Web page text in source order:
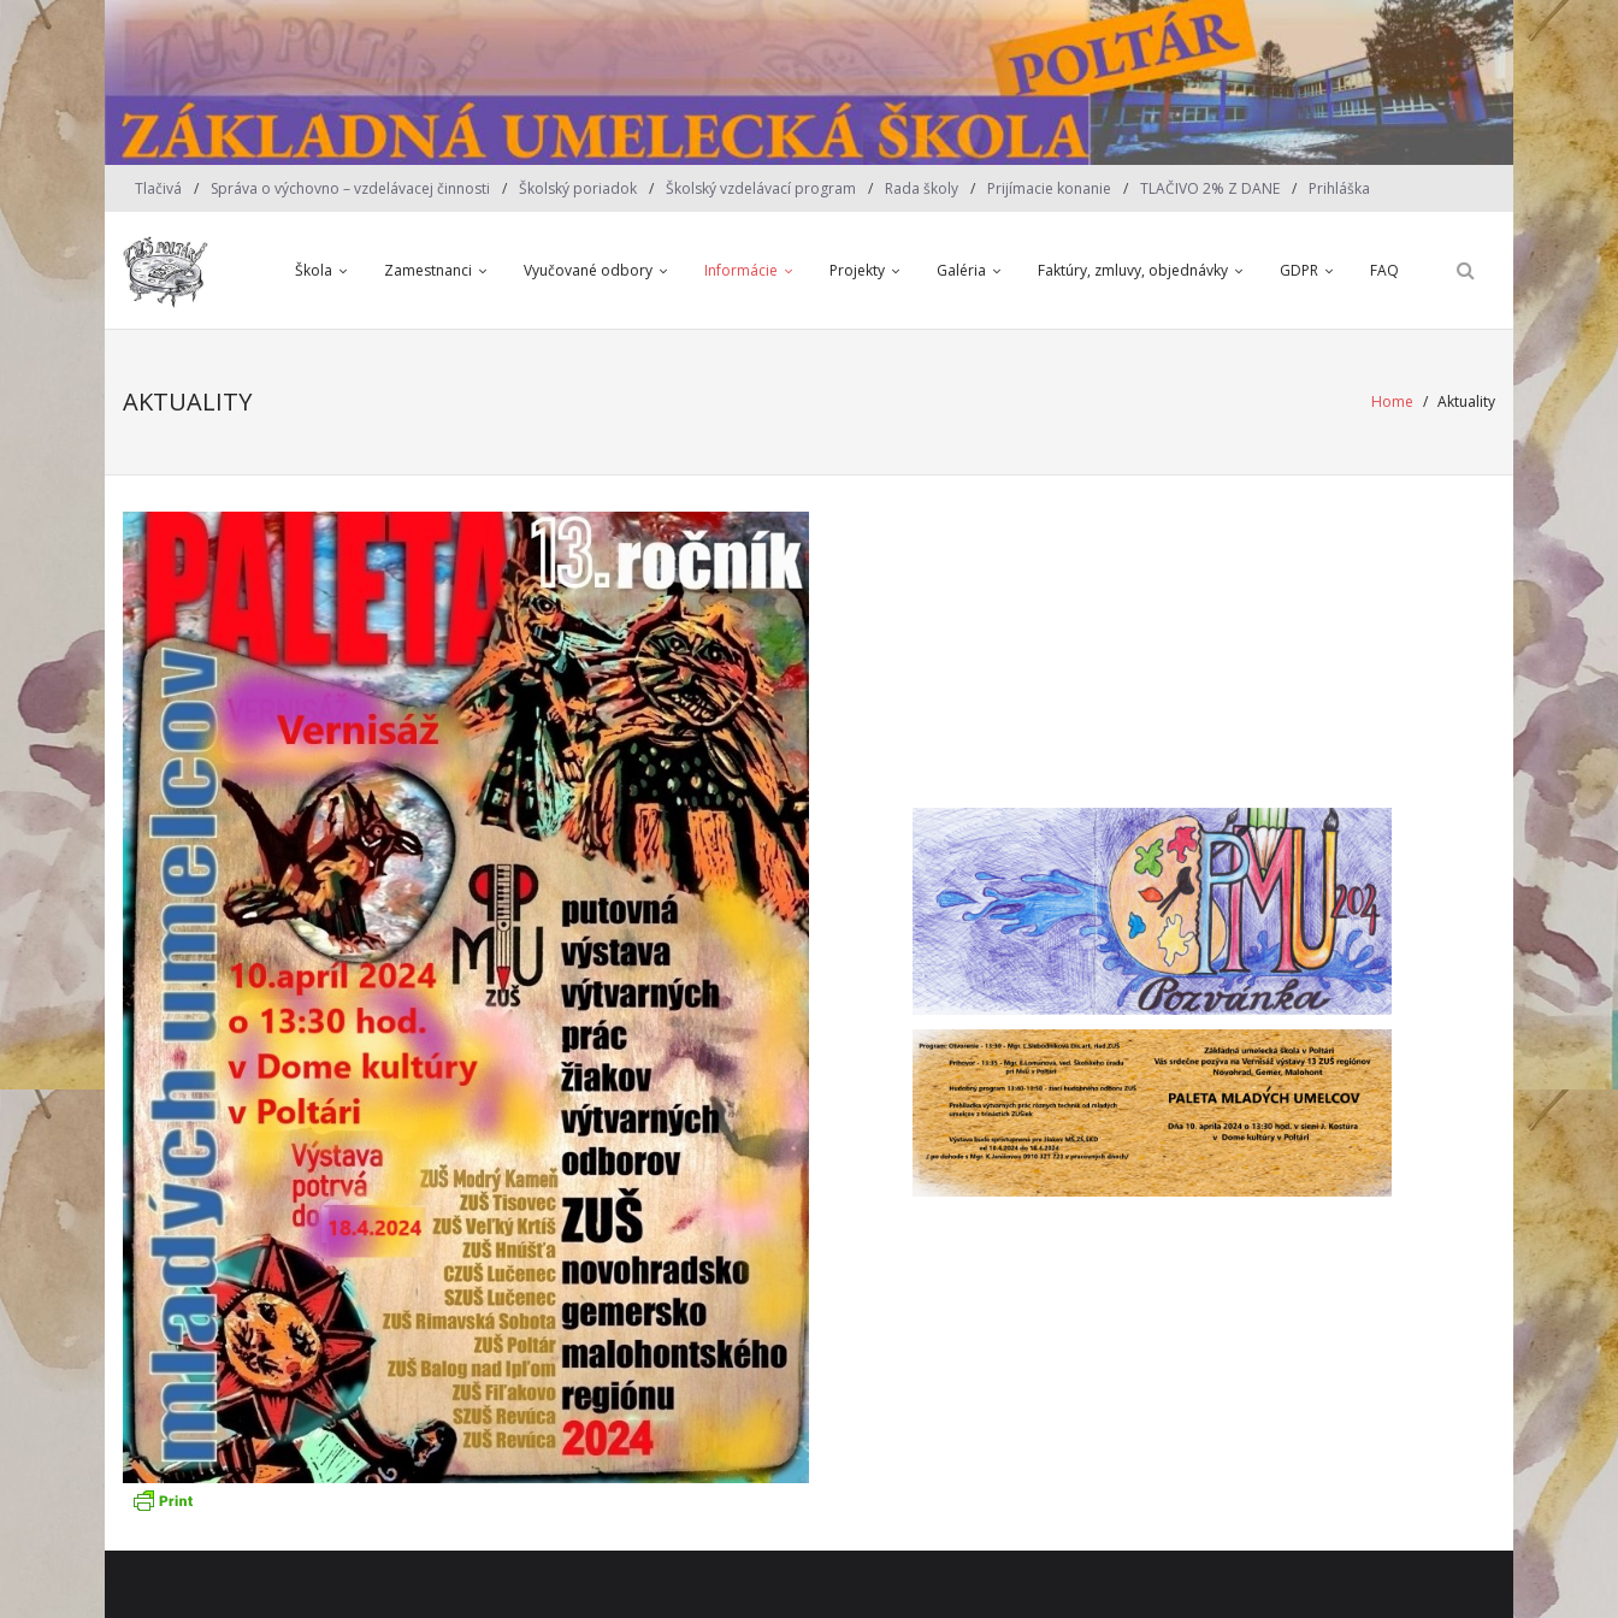
Tlačivá Správa o výchovno – vzdelávacej činnosti Školský poriadok Školský vzdelávací program Rada školy Prijímacie konanie TLAČIVO 2% Z DANE Prihláška
Škola Zamestnanci Vyučované odbory Informácie Projekty Galéria Faktúry, zmluvy, objednávky GDPR FAQ
AKTUALITY Home / Aktuality